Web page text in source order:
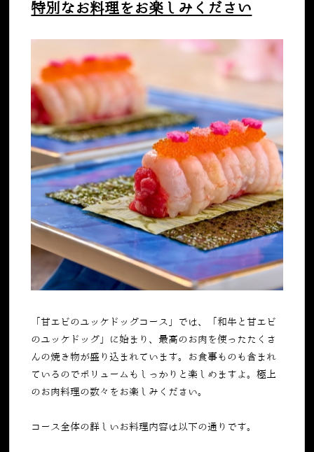
特別なお料理をお楽しみください
「甘エビのユッケドッグコース」では、「和牛と甘エビ
のユッケドッグ」に始まり、最高のお肉を使ったたくさ
んの焼き物が盛り込まれています。お食事ものも含まれ
ているのでボリュームもしっかりと楽しめますよ。極上
のお肉料理の数々をお楽しみください。
コース全体の詳しいお料理内容は以下の通りです。